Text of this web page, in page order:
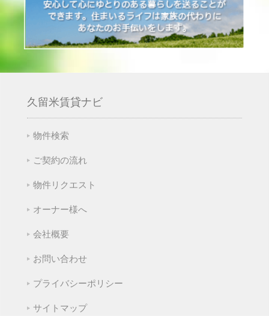
久留米賃貸ナビ
物件検索
ご契約の流れ
物件リクエスト
オーナー様へ
会社概要
お問い合わせ
プライバシーポリシー
サイトマップ